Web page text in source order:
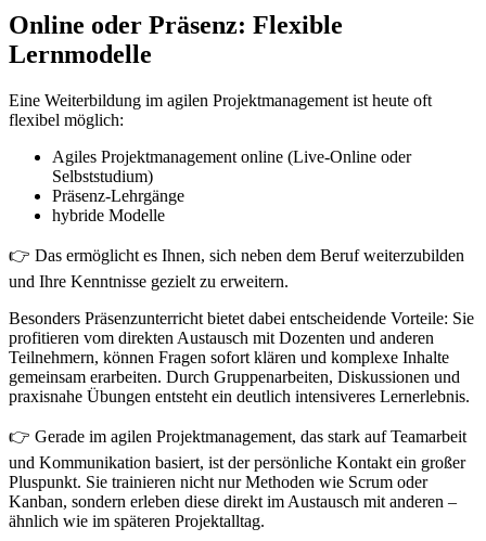
Online oder Präsenz: Flexible
Lernmodelle
Eine Weiterbildung im agilen Projektmanagement ist heute oft
flexibel möglich:
Agiles Projektmanagement online (Live-Online oder
Selbststudium)
Präsenz-Lehrgänge
hybride Modelle
👉 Das ermöglicht es Ihnen, sich neben dem Beruf weiterzubilden
und Ihre Kenntnisse gezielt zu erweitern.
Besonders Präsenzunterricht bietet dabei entscheidende Vorteile: Sie
profitieren vom direkten Austausch mit Dozenten und anderen
Teilnehmern, können Fragen sofort klären und komplexe Inhalte
gemeinsam erarbeiten. Durch Gruppenarbeiten, Diskussionen und
praxisnahe Übungen entsteht ein deutlich intensiveres Lernerlebnis.
👉 Gerade im agilen Projektmanagement, das stark auf Teamarbeit
und Kommunikation basiert, ist der persönliche Kontakt ein großer
Pluspunkt. Sie trainieren nicht nur Methoden wie Scrum oder
Kanban, sondern erleben diese direkt im Austausch mit anderen –
ähnlich wie im späteren Projektalltag.